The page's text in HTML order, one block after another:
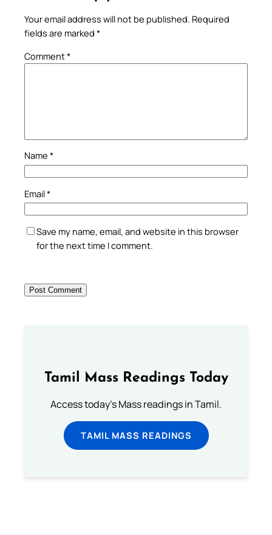
Your email address will not be published. Required
fields are marked *
Comment*
Name *
Email*
Save my name, email, and website in this browser
for the next time I comment.
Tamil Mass Readings Today
Access today's Mass readings in Tamil.
TAMIL MASS READINGS